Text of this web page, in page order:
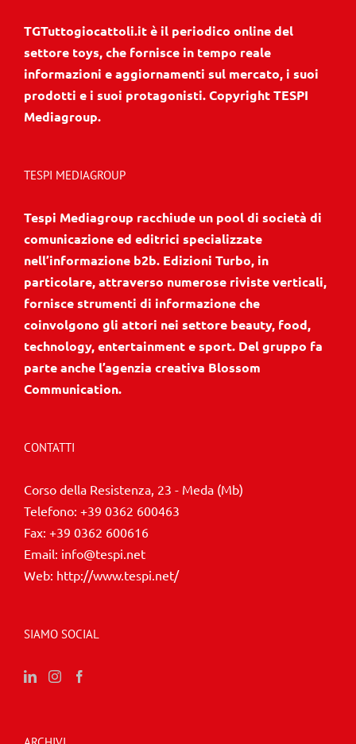
TGTuttogiocattoli.it è il periodico online del
settore toys, che fornisce in tempo reale
informazioni e aggiornamenti sul mercato, i suoi
prodotti e i suoi protagonisti. Copyright TESPI
Mediagroup.
TESPI MEDIAGROUP
Tespi Mediagroup racchiude un pool di società di
comunicazione ed editrici specializzate
nell’informazione b2b. Edizioni Turbo, in
particolare, attraverso numerose riviste verticali,
fornisce strumenti di informazione che
coinvolgono gli attori nei settore beauty, food,
technology, entertainment e sport. Del gruppo fa
parte anche l’agenzia creativa Blossom
Communication.
CONTATTI
Corso della Resistenza, 23 - Meda (Mb)
Telefono: +39 0362 600463
Fax: +39 0362 600616
Email: info@tespi.net
Web: http://www.tespi.net/
SIAMO SOCIAL